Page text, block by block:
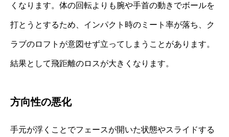
くなります。体の回転よりも腕や手首の動きでボールを
打とうとするため、インパクト時のミート率が落ち、ク
ラブのロフトが意図せず立ってしまうことがあります。
結果として飛距離のロスが大きくなります。
方向性の悪化
手元が浮くことでフェースが開いた状態やスライドする